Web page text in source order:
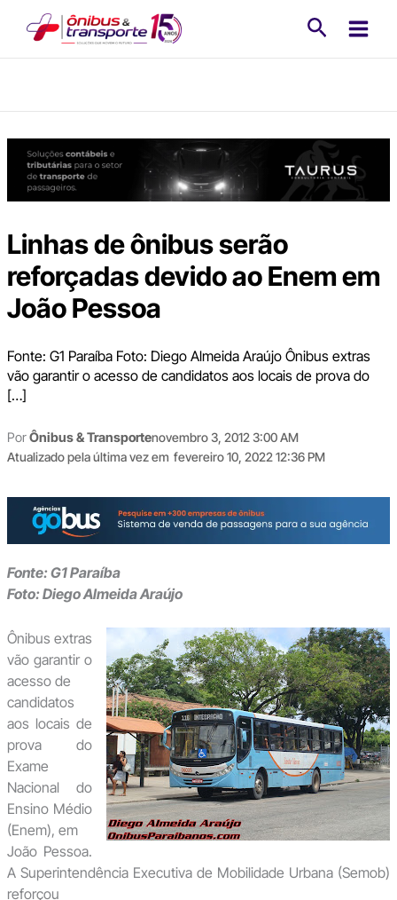
Linhas de ônibus serão
reforçadas devido ao Enem em
João Pessoa
Fonte: G1 Paraíba Foto: Diego Almeida Araújo Ônibus extras
vão garantir o acesso de candidatos aos locais de prova do
[…]
PorÔnibus & Transportenovembro 3, 2012 3:00 AM
Atualizado pela última vez em fevereiro 10, 2022 12:36 PM
Fonte: G1 Paraíba
Foto: Diego Almeida Araújo
Ônibus extras
vão garantir o
acesso de
candidatos
aos locais de
prova do
Exame
Nacional do
Ensino Médio
(Enem), em
João Pessoa.
A Superintendência Executiva de Mobilidade Urbana (Semob)
reforçou